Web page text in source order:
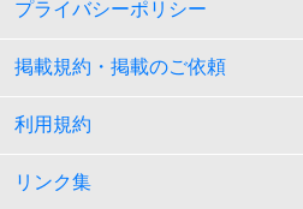
プライバシーポリシー
掲載規約・掲載のご依頼
利用規約
リンク集